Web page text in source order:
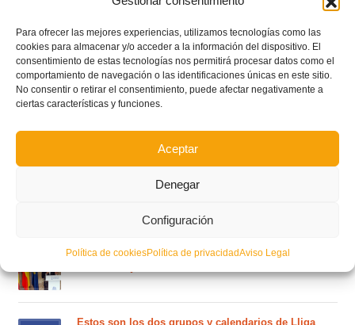
Para ofrecer las mejores experiencias, utilizamos tecnologías como las
cookies para almacenar y/o acceder a la información del dispositivo. El
consentimiento de estas tecnologías nos permitirá procesar datos como el
comportamiento de navegación o las identificaciones únicas en este sitio.
No consentir o retirar el consentimiento, puede afectar negativamente a
ciertas características y funciones.
Aceptar
Denegar
Configuración
Política de cookiesPolítica de privacidadAviso Legal
Ferran Torres se da un baño de masas y se convierte
Estos son los dos grupos y calendarios de Lliga